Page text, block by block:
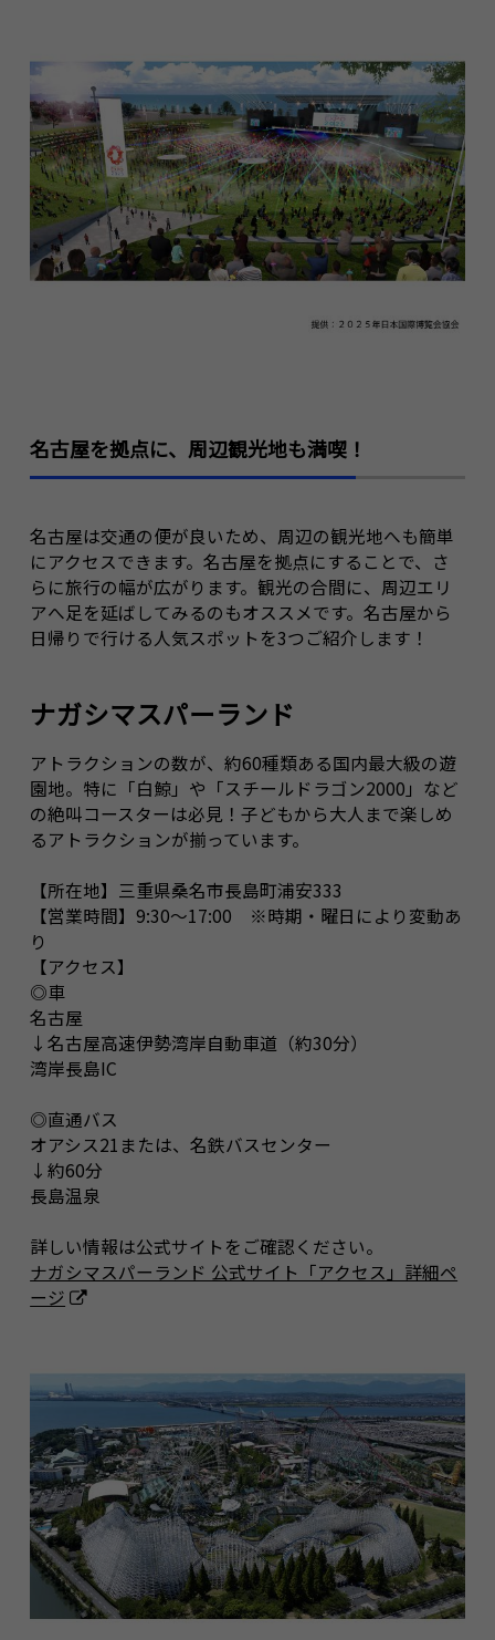
名古屋を拠点に、周辺観光地も満喫！
名古屋は交通の便が良いため、周辺の観光地へも簡単
にアクセスできます。名古屋を拠点にすることで、さ
らに旅行の幅が広がります。観光の合間に、周辺エリ
アへ足を延ばしてみるのもオススメです。名古屋から
日帰りで行ける人気スポットを3つご紹介します！
ナガシマスパーランド
アトラクションの数が、約60種類ある国内最大級の遊
園地。特に「白鯨」や「スチールドラゴン2000」など
の絶叫コースターは必見！子どもから大人まで楽しめ
るアトラクションが揃っています。
【所在地】三重県桑名市長島町浦安333
【営業時間】9:30～17:00 ※時期・曜日により変動あ
り
【アクセス】
◎車
名古屋
↓名古屋高速伊勢湾岸自動車道（約30分）
湾岸長島IC
◎直通バス
オアシス21または、名鉄バスセンター
↓約60分
長島温泉
詳しい情報は公式サイトをご確認ください。
ナガシマスパーランド 公式サイト「アクセス」詳細ペ
ージ